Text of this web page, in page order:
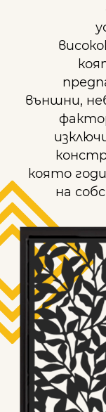
външни,
която
на